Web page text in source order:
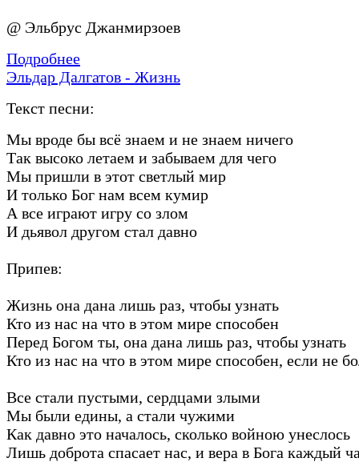
@ Эльбрус Джанмирзоев
Подробнее
Эльдар Далгатов - Жизнь
Текст песни:
Мы вроде бы всё знаем и не знаем ничего
Так высоко летаем и забываем для чего
Мы пришли в этот светлый мир
И только Бог нам всем кумир
А все играют игру со злом
И дьявол другом стал давно
Припев:
Жизнь она дана лишь раз, чтобы узнать
Кто из нас на что в этом мире способен
Перед Богом ты, она дана лишь раз, чтобы узнать
Кто из нас на что в этом мире способен, если не
Все стали пустыми, сердцами злыми
Мы были едины, а стали чужими
Как давно это началось, сколько войною унеслось
Лишь доброта спасает нас, и вера в Бога каждый